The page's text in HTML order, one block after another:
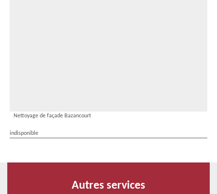
Nettoyage de façade Bazancourt
indisponible
Autres services